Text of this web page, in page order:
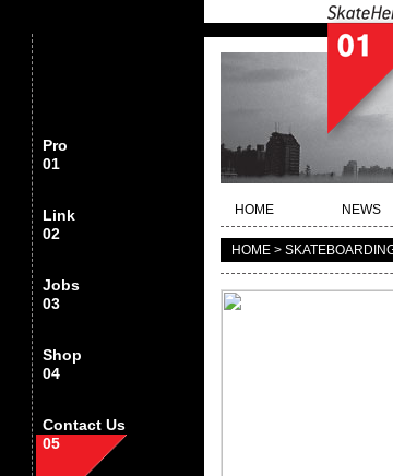
Pro
01
Link
02
Jobs
03
Shop
04
Contact Us
05
HOME NEWS
HOME >